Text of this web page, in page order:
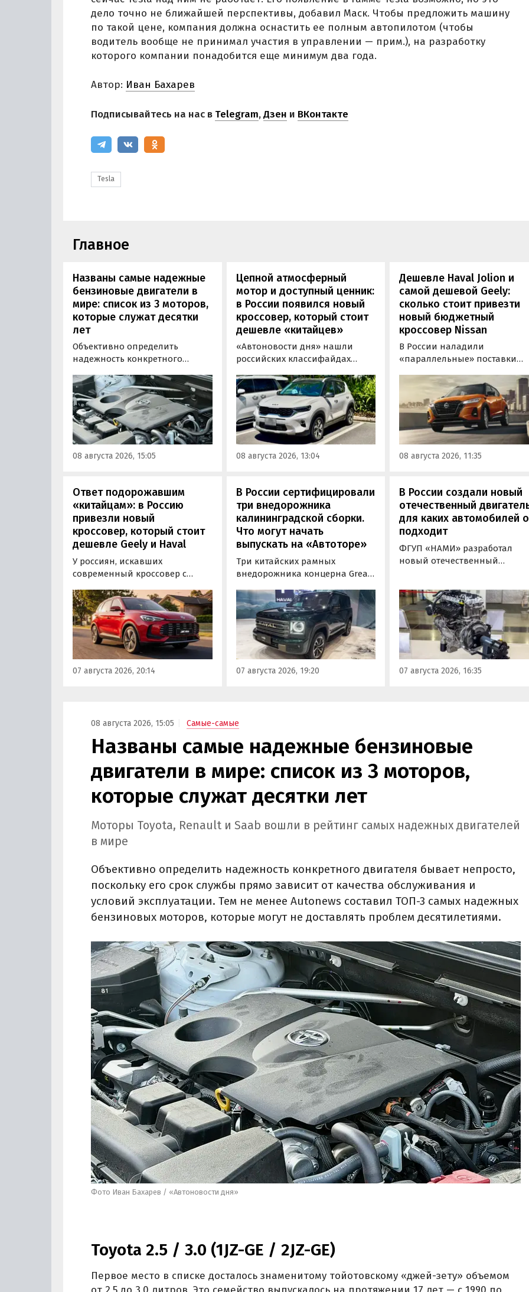
дело точно не ближайшей перспективы, добавил Маск. Чтобы предложить машину
по такой цене, компания должна оснастить ее полным автопилотом (чтобы
водитель вообще не принимал участия в управлении — прим.), на разработку
которого компании понадобится еще минимум два года.
Автор: Иван Бахарев
Подписывайтесь на нас в Telegram,Дзен и ВКонтакте
Tesla
Главное
Названы самые надежные
бензиновые двигатели в
мире: список из 3 моторов,
которые служат десятки
лет
Объективно определить
надежность конкретного
поскольку его срок службы
прямо зависит от качества
обслуживания и условий
эксплуатации. Тем не менее
Autonews составил ТОП-3 самых
надежных бензиновых
моторов, которые могут не
08 августа 2026, 15:05
Цепной атмосферный
мотор и доступный ценник:
в России появился новый
кроссовер, который стоит
дешевле «китайцев»
«Автоновости дня» нашли
российских классифайдах
поставке нового Kia Sonet. Это
кроссовер компактнее Seltos, а
возят его к нам в основном из
Китая, предлагая автомобили
уже с доставкой, растаможкой и
всеми документами для
постановки на учет в ГАИ.
08 августа 2026, 13:04
Дешевле Haval Jolion и
самой дешевой Geely:
сколько стоит привезти
новый бюджетный
кроссовер Nissan
В России наладили
«параллельные» поставки
Nissan Kicks, которые
официально продаются в
Китае, США, на Ближнем
Востоке и в Юго-Восточной
Азии. В основном к нам
попадают машины
сборки, стоящие на одном из
«Автоновости дня».
08 августа 2026, 11:35
Ответ подорожавшим
«китайцам»: в Россию
привезли новый
кроссовер, который стоит
дешевле Geely и Haval
У россиян, искавших
современный кроссовер с
доступной цене, теперь есть
еще один вариант с китайского
рынка — MG ZS. В Китае он
стоит от 900 000 рублей по
текущему курсу, а в РФ с учетом
всех расходов за него нужно
отдать минимум 1 500 000
07 августа 2026, 20:14
В России сертифицировали
три внедорожника
калининградской сборки.
Что могут начать
выпускать на «Автоторе»
Три китайских рамных
внедорожника концерна Great
калининградском заводе
«Автотор». Речь о Haval H9,
Tank 400 и Tank 500, которые
успешно прошли
сертификацию и получили
Одобрения типа
транспортного средства (ОТТС).
07 августа 2026, 19:20
В России создали новый
отечественный
для каких автомобилей
подходит
ФГУП «НАМИ» разработал
новый отечественный
получивший индекс 414320.
Корреспонденту
«Автоновостей дня» удалось
лично ознакомиться с
новинкой на выставке
«Иннопром» в
07 августа 2026, 16:35
08 августа 2026, 15:05 Самые-самые
Названы самые надежные бензиновые
двигатели в мире: список из 3 моторов,
которые служат десятки лет
Моторы Toyota, Renault и Saab вошли в рейтинг самых надежных двигателей
в мире
Объективно определить надежность конкретного двигателя бывает непросто,
поскольку его срок службы прямо зависит от качества обслуживания и
условий эксплуатации. Тем не менее Autonews составил ТОП-3 самых надежных
бензиновых моторов, которые могут не доставлять проблем десятилетиями.
Фото Иван Бахарев / «Автоновости дня»
Toyota 2.5 / 3.0 (1JZ-GE / 2JZ-GE)
Первое место в списке досталось знаменитому тойотовскому «джей-зету» объемом